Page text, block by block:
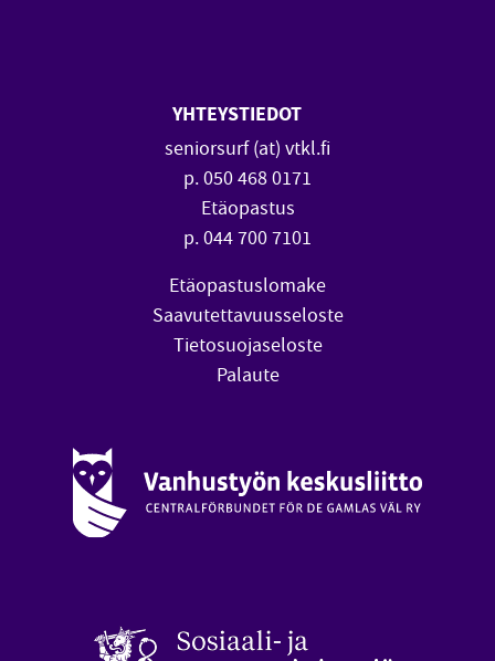
YHTEYSTIEDOT
seniorsurf (at) vtkl.fi
p. 050 468 0171
Etäopastus
p. 044 700 7101
Etäopastuslomake
Saavutettavuusseloste
Tietosuojaseloste
Palaute